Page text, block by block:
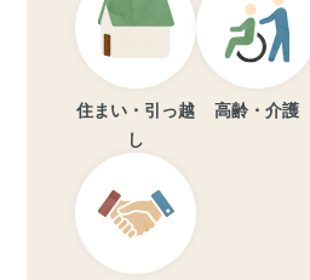
住まい・引っ越
し
高齢・介護